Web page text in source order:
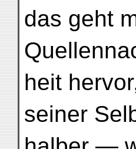
das geht
heit
seiner